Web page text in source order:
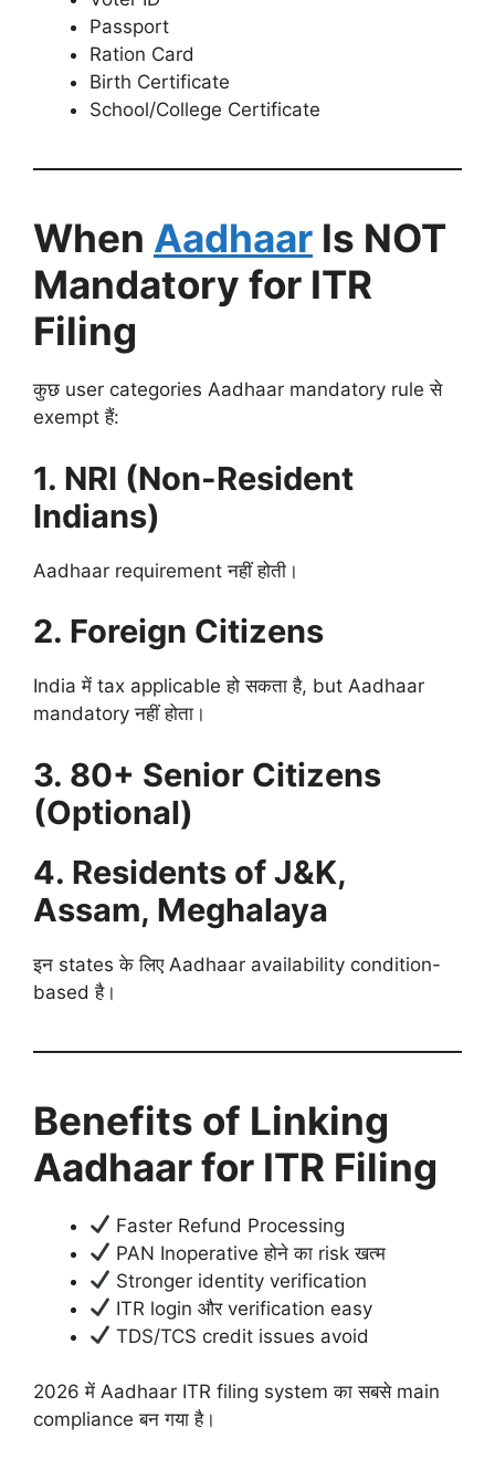
Passport
Ration Card
Birth Certificate
School/College Certificate
When Aadhaar Is NOT
Mandatory for ITR
Filing
कुछ user categories Aadhaar mandatory rule से
exempt हैं:
1. NRI (Non-Resident
Indians)
Aadhaar requirement नहीं होती।
2. Foreign Citizens
India में tax applicable हो सकता है, but Aadhaar
mandatory नहीं होता।
3. 80+ Senior Citizens
(Optional)
4. Residents of J&K,
Assam, Meghalaya
इन states के लिए Aadhaar availability condition-
based है।
Benefits of Linking
Aadhaar for ITR Filing
Faster Refund Processing
PAN Inoperative होने का risk खत्म
Stronger identity verification
ITR login और verification easy
TDS/TCS credit issues avoid
2026 में Aadhaar ITR filing system का सबसे main
compliance बन गया है।